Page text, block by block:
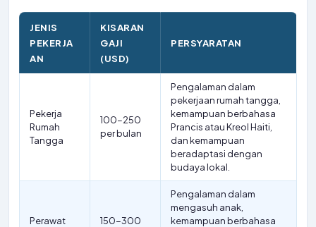
JENIS
PEKERJA
AN
KISARAN
GAJI
(USD)
PERSYARATAN
Pekerja
Rumah
Tangga
100-250
per bulan
Pengalaman dalam
pekerjaan rumah tangga,
kemampuan berbahasa
Prancis atau Kreol Haiti,
dan kemampuan
beradaptasi dengan
budaya lokal.
Perawat
150-300
Pengalaman dalam
mengasuh anak,
kemampuan berbahasa